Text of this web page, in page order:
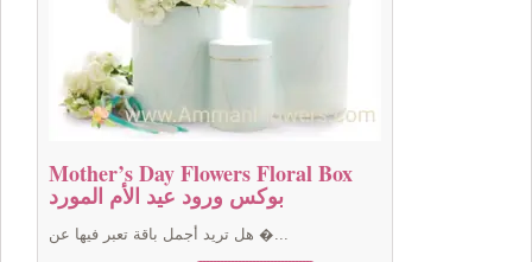
Mother’s Day Flowers Floral Box
بوكس ورود عيد الأم المورد
هل تريد أجمل باقة تعبر فيها عن �...